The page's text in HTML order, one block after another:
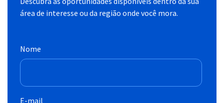
área de interesse ou da região onde você mora.
Nome
E-mail